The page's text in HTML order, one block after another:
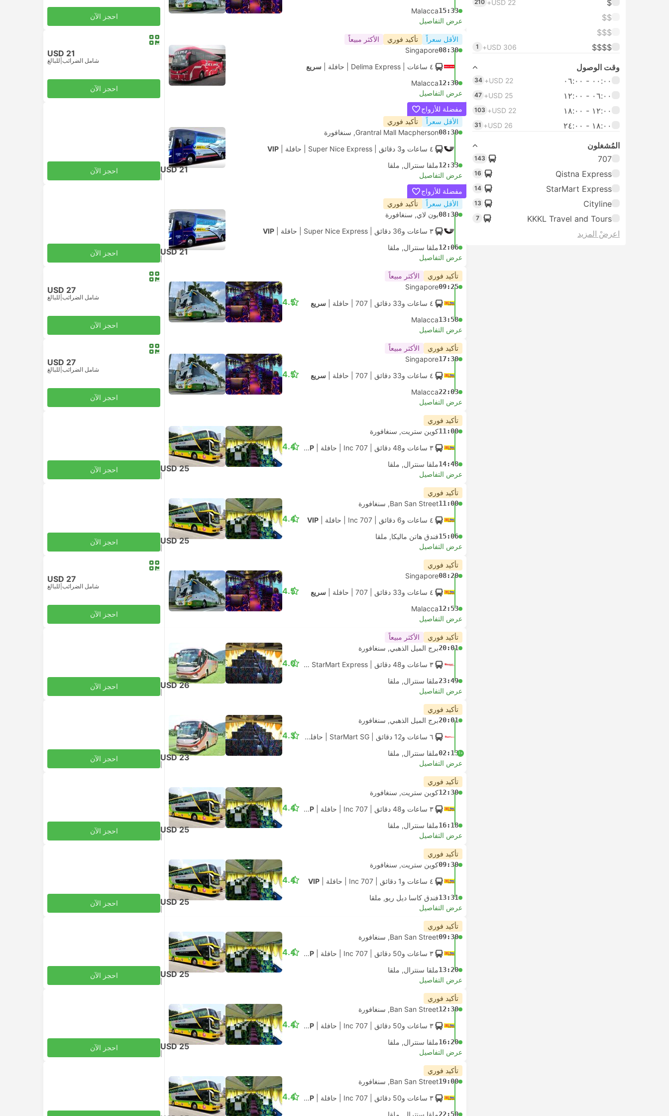
$
USD 22+
210
$$
$$$
$$$$
USD 306+
1
وقت الوصول
٠٠:٠٠ ‏- ٠٦:٠٠
USD 22+
34
٠٦:٠٠ ‏- ١٢:٠٠ USD 25+
47
١٢:٠٠ ‏- ١٨:٠٠ USD 22+
103
١٨:٠٠ ‏-‏ ٢٤:٠٠ USD 26+
31
المُشغلون
707
143
Qistna Express
16
StarMart Express
14
Cityline
13
KKKL Travel and Tours
7
اعرضْ المزيد
15:33
Malacca
عرض التفاصيل
احجز الآن
الأقل سعراً تأكيد فوري الأكثر مبيعاً
08:30
Singapore
٤ ساعات
حافلة سريع
12:30
Malacca
عرض التفاصيل
USD 21
شامل الضرائب للبالغ
احجز الآن
مفضلة للأزواج
الأقل سعراً
تأكيد فوري
08:30Grantral Mall Macpherson, سنغافورة
٤ ساعات و‫3 دقائق
حافلة VIP
12:33ملقا سنترال, ملقا
عرض التفاصيل
USD 21 احجز الآن
مفضلة للأزواج
الأقل سعراً
تأكيد فوري
08:30بون لاي, سنغافورة
٣ ساعات و‫36 دقائق
حافلة VIP
12:06ملقا سنترال, ملقا
عرض التفاصيل
USD 21 احجز الآن
تأكيد فوري الأكثر مبيعاً
09:25
Singapore
٤ ساعات و‫33 دقائق
حافلة سريع
13:58
Malacca
4.5
عرض التفاصيل
USD 27
شامل الضرائب للبالغ
احجز الآن
تأكيد فوري الأكثر مبيعاً
17:30
Singapore
٤ ساعات و‫33 دقائق
حافلة سريع
22:03
Malacca
4.5
عرض التفاصيل
USD 27
شامل الضرائب للبالغ
احجز الآن
تأكيد فوري
11:00كوين ستريت, سنغافورة
٣ ساعات و‫48 دقائق
حافلة VIP
14:48ملقا سنترال, ملقا
4.4
عرض التفاصيل
USD 25 احجز الآن
تأكيد فوري
11:00Ban San Street, سنغافورة
٤ ساعات و‫6 دقائق
حافلة VIP
15:06فندق هاتن ماليكا, ملقا
4.4
عرض التفاصيل
USD 25 احجز الآن
تأكيد فوري
08:20
Singapore
٤ ساعات و‫33 دقائق
حافلة سريع
12:53
Malacca
4.5
عرض التفاصيل
USD 27
شامل الضرائب للبالغ
احجز الآن
تأكيد فوري الأكثر مبيعاً
20:01برج الميل الذهبي, سنغافورة
٣ ساعات و‫48 دقائق
حافلة|اكسبرس 27
23:49ملقا سنترال, ملقا
4.0
عرض التفاصيل
USD 26 احجز الآن
تأكيد فوري
20:01برج الميل الذهبي, سنغافورة
٦ ساعات و‫12 دقائق
حافلة | اكسبرس 27
+1
02:13ملقا سنترال, ملقا
4.3
عرض التفاصيل
USD 23 احجز الآن
تأكيد فوري
12:30كوين ستريت, سنغافورة
٣ ساعات و‫48 دقائق
حافلة VIP
16:18ملقا سنترال, ملقا
4.4
عرض التفاصيل
USD 25 احجز الآن
تأكيد فوري
09:30كوين ستريت, سنغافورة
٤ ساعات و‫1 دقائق
حافلة VIP
13:31فندق كاسا ديل ريو, ملقا
4.4
عرض التفاصيل
USD 25 احجز الآن
تأكيد فوري
09:30Ban San Street, سنغافورة
٣ ساعات و‫50 دقائق
حافلة VIP
13:20ملقا سنترال, ملقا
4.4
عرض التفاصيل
USD 25 احجز الآن
تأكيد فوري
12:30Ban San Street, سنغافورة
٣ ساعات و‫50 دقائق
حافلة VIP
16:20ملقا سنترال, ملقا
4.4
عرض التفاصيل
USD 25 احجز الآن
تأكيد فوري
19:00Ban San Street, سنغافورة
٣ ساعات و‫50 دقائق
حافلة VIP
22:50ملقا سنترال, ملقا
4.4